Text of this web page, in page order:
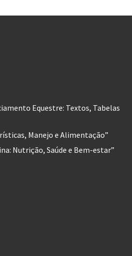
Equestre: Textos, Tabelas
Manejo e Alimentação”
Nutrição, Saúde e Bem-estar”